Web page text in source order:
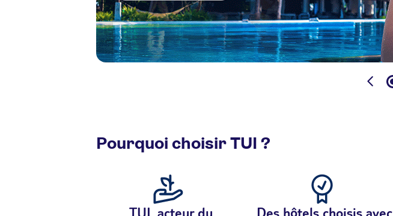
Pourquoi choisir TUI ?
TUI, acteur du Des hôtels choisis avec